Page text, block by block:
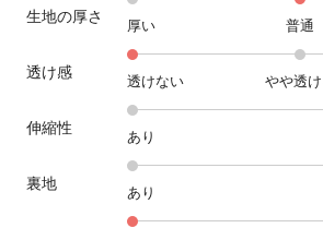
生地の厚さ
厚い 普通
透け感
透けない やや透
伸縮性
あり
裏地
あり